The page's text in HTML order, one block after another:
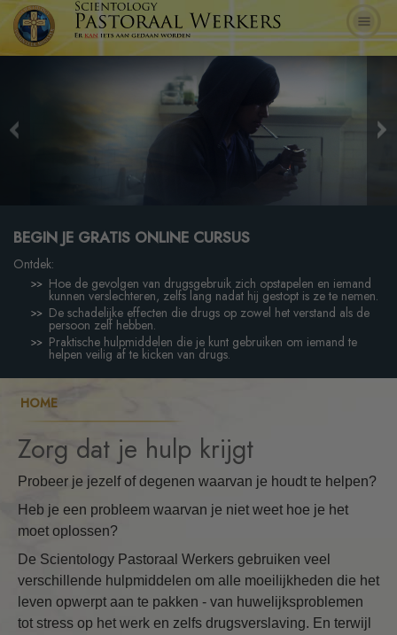
BEGIN JE GRATIS ONLINE CURSUS
Ontdek:
Hoe de gevolgen van drugsgebruik zich opstapelen en iemand
kunnen verslechteren, zelfs lang nadat hij gestopt is ze te nemen.
De schadelijke effecten die drugs op zowel het verstand als de
persoon zelf hebben.
Praktische hulpmiddelen die je kunt gebruiken om iemand te
helpen veilig af te kicken van drugs.
HOME
Zorg dat je hulp krijgt
Probeer je jezelf of degenen waarvan je houdt te helpen?
Heb je een probleem waarvan je niet weet hoe je het
moet oplossen?
De Scientology Pastoraal Werkers gebruiken veel
verschillende hulpmiddelen om alle moeilijkheden die het
leven opwerpt aan te pakken - van huwelijksproblemen
tot stress op het werk en zelfs drugsverslaving. En terwijl